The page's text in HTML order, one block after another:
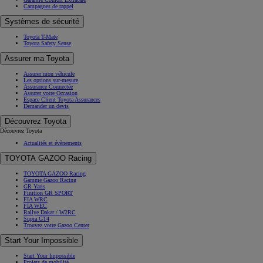
Campagnes de rappel
Systèmes de sécurité
Toyota T-Mate
Toyota Safety Sense
Assurer ma Toyota
Assurer mon véhicule
Les options sur-mesure
Assurance Connectée
Assurer votre Occasion
Espace Client Toyota Assurances
Demander un devis
Découvrez Toyota
Découvrez Toyota
Actualités et évènements
TOYOTA GAZOO Racing
TOYOTA GAZOO Racing
Gamme Gazoo Racing
GR Yaris
Finition GR SPORT
FIA WRC
FIA WEC
Rallye Dakar / W2RC
Supra GT4
Trouvez votre Gazoo Center
Start Your Impossible
Start Your Impossible